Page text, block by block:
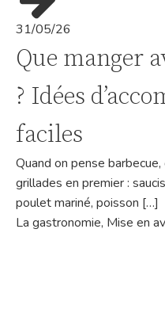
31/05/26
Que manger
? Idées
faciles
Quand on pense
grillades en premier :
poulet mariné, poisson […]
La gastronomie, Mise en